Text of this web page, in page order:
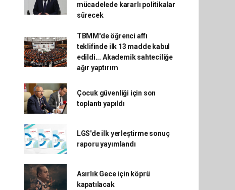
mücadelede kararlı politikalar
sürecek
TBMM'de öğrenci affı
teklifinde ilk 13 madde kabul
edildi... Akademik sahteciliğe
ağır yaptırım
Çocuk güvenliği için son
toplantı yapıldı
LGS'de ilk yerleştirme sonuç
raporu yayımlandı
Asırlık Gece için köprü
kapatılacak